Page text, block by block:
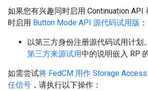
如果您有兴趣同时启用 Continuation API
时启用 Button Mode API 源代码试用版 ：
以第三方身份注册源代码试用计划
第三方来源试用中的说明嵌入 RP
如需尝试将 FedCM 用作 Storage
任信号 ，请执行以下操作：